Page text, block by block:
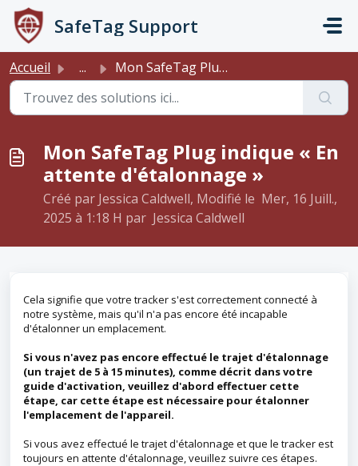
Passer au contenu principal
SafeTag Support
Accueil ... Mon SafeTag Plug indique « En attente d'étalonnage »
Mon SafeTag Plug indique « En
attente d'étalonnage »
Créé par Jessica Caldwell, Modifié le Mer, 16 Juill.,
2025 à 1:18 H par Jessica Caldwell
Cela signifie que votre tracker s'est correctement connecté à
notre système, mais qu'il n'a pas encore été incapable
d'étalonner un emplacement.
Si vous n'avez pas encore effectué le trajet d'étalonnage
(un trajet de 5 à 15 minutes), comme décrit dans votre
guide d'activation, veuillez d'abord effectuer cette
étape, car cette étape est nécessaire pour étalonner
l'emplacement de l'appareil.
Si vous avez effectué le trajet d'étalonnage et que le tracker est
toujours en attente d'étalonnage, veuillez suivre ces étapes.